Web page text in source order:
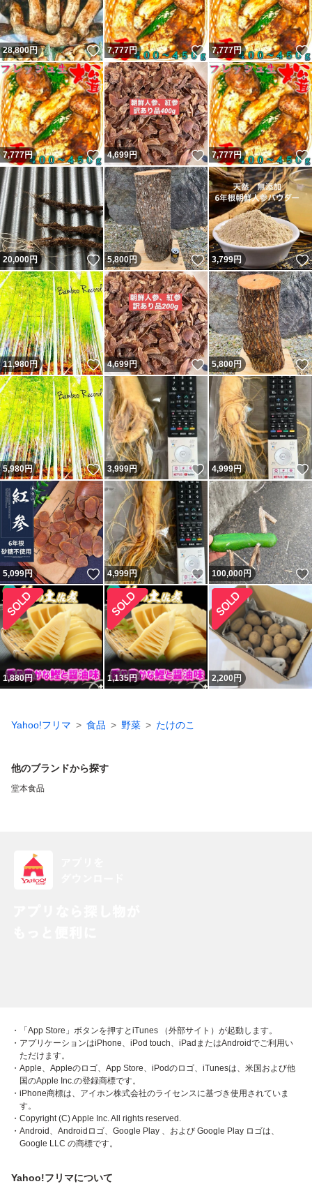
28,800円 いいね！
7,777円 いいね！
7,777円
7,777円 いいね！
4,699円 いいね！
7,777円
20,000円 いいね！
5,800円 いいね！
3,799円
11,980円 いいね！
4,699円 いいね！
5,800円
5,980円 いいね！
3,999円 いいね！
4,999円
5,099円 いいね！
4,999円 いいね！
100,000円
1,880円 1,135円 2,200円
Yahoo!フリマ 食品 野菜 たけのこ
他のブランドから探す
堂本食品
・「App Store」ボタンを押すとiTunes （外部サイト）が起動します。
・アプリケーションはiPhone、iPod touch、iPadまたはAndroidでご利用い
ただけます。
・Apple、Appleのロゴ、App Store、iPodのロゴ、iTunesは、米国および他
国のApple Inc.の登録商標です。
・iPhone商標は、アイホン株式会社のライセンスに基づき使用されていま
す。
・Copyright (C) Apple Inc. All rights reserved.
・Android、Androidロゴ、Google Play 、および Google Play ロゴは、
Google LLC の商標です。
Yahoo!フリマについて